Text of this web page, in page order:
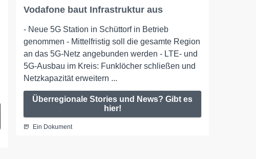
Vodafone baut Infrastruktur aus
- Neue 5G Station in Schüttorf in Betrieb
genommen - Mittelfristig soll die gesamte Region
an das 5G-Netz angebunden werden - LTE- und
5G-Ausbau im Kreis: Funklöcher schließen und
Netzkapazität erweitern ...
Überregionale Stories und News? Gibt es
hier!
Ein Dokument